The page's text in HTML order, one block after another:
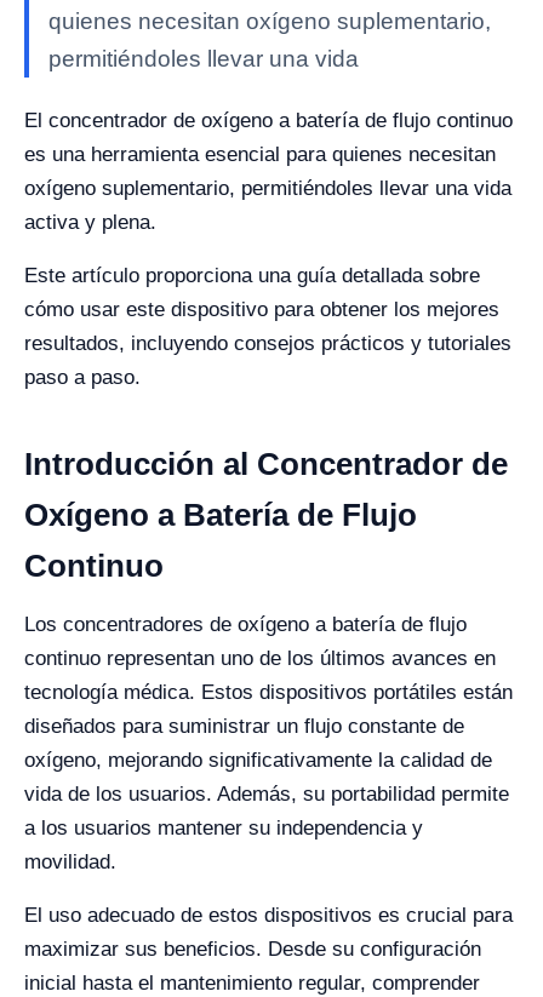
quienes necesitan oxígeno suplementario,
permitiéndoles llevar una vida
El concentrador de oxígeno a batería de flujo continuo
es una herramienta esencial para quienes necesitan
oxígeno suplementario, permitiéndoles llevar una vida
activa y plena.
Este artículo proporciona una guía detallada sobre
cómo usar este dispositivo para obtener los mejores
resultados, incluyendo consejos prácticos y tutoriales
paso a paso.
Introducción al Concentrador de
Oxígeno a Batería de Flujo
Continuo
Los concentradores de oxígeno a batería de flujo
continuo representan uno de los últimos avances en
tecnología médica. Estos dispositivos portátiles están
diseñados para suministrar un flujo constante de
oxígeno, mejorando significativamente la calidad de
vida de los usuarios. Además, su portabilidad permite
a los usuarios mantener su independencia y
movilidad.
El uso adecuado de estos dispositivos es crucial para
maximizar sus beneficios. Desde su configuración
inicial hasta el mantenimiento regular, comprender